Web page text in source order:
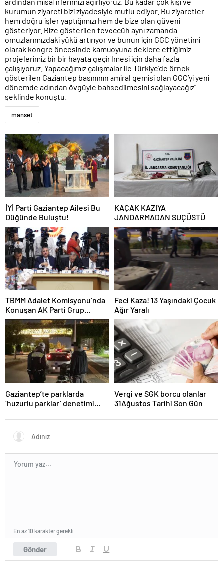
kurumun ziyareti bizi ziyadesiyle mutlu ediyor. Bu ziyaretler
hem doğru işler yaptığımızı hem de bize olan güveni
gösteriyor. Bize gösterilen teveccüh aynı zamanda
omuzlarımızdaki yükü artırıyor ve bunun için GGC yönetimi
olarak kongre öncesinde kamuoyuna deklere ettiğimiz
projelerimiz bir bir hayata geçirilmesi için daha fazla
çalışıyoruz. Yapacağımız çalışmalar ile Türkiye’de örnek
gösterilen Gaziantep basınının amiral gemisi olan GGC’yi yeni
dönemde adından övgüyle bahsedilmesini sağlayacağız”
şeklinde konuştu.
manset
İYİ Parti Gaziantep Ailesi Bu
Düğünde Buluştu!
KAÇAK KAZIYA
JANDARMADAN SUÇÜSTÜ
TBMM Adalet Komisyonu’nda
Konuşan AK Parti Grup
Başkanvekili Abdulhamit Gül:
“Kanun Teklifi Milletimizin
Teklifidir”
Feci Kaza! 13 Yaşındaki Çocuk
Ağır Yaralı
Gaziantep’te parklarda
‘huzurlu parklar’ denetimi
Vergi ve SGK borcu olanlar
31Ağustos Tarihi Son Gün
Gönder
En az 10 karakter gerekli